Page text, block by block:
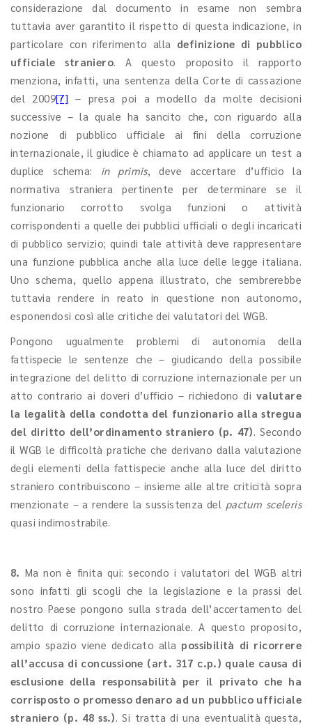
considerazione dal documento in esame non sembra
tuttavia aver garantito il rispetto di questa indicazione, in
particolare con riferimento alla definizione di pubblico
ufficiale straniero. A questo proposito il rapporto
menziona, infatti, una sentenza della Corte di cassazione
del 2009[7] – presa poi a modello da molte decisioni
successive – la quale ha sancito che, con riguardo alla
nozione di pubblico ufficiale ai fini della corruzione
internazionale, il giudice è chiamato ad applicare un test a
duplice schema: in primis, deve accertare d’ufficio la
normativa straniera pertinente per determinare se il
funzionario corrotto svolga funzioni o attività
corrispondenti a quelle dei pubblici ufficiali o degli incaricati
di pubblico servizio; quindi tale attività deve rappresentare
una funzione pubblica anche alla luce delle legge italiana.
Uno schema, quello appena illustrato, che sembrerebbe
tuttavia rendere in reato in questione non autonomo,
esponendosi così alle critiche dei valutatori del WGB.
Pongono ugualmente problemi di autonomia della
fattispecie le sentenze che – giudicando della possibile
integrazione del delitto di corruzione internazionale per un
atto contrario ai doveri d’ufficio – richiedono di valutare
la legalità della condotta del funzionario alla stregua
del diritto dell’ordinamento straniero (p. 47). Secondo
il WGB le difficoltà pratiche che derivano dalla valutazione
degli elementi della fattispecie anche alla luce del diritto
straniero contribuiscono – insieme alle altre criticità sopra
menzionate – a rendere la sussistenza del pactum sceleris
quasi indimostrabile.
8. Ma non è finita qui: secondo i valutatori del WGB altri
sono infatti gli scogli che la legislazione e la prassi del
nostro Paese pongono sulla strada dell’accertamento del
delitto di corruzione internazionale. A questo proposito,
ampio spazio viene dedicato alla possibilità di ricorrere
all’accusa di concussione (art. 317 c.p.) quale causa di
esclusione della responsabilità per il privato che ha
corrisposto o promesso denaro ad un pubblico ufficiale
straniero (p. 48 ss.). Si tratta di una eventualità questa,